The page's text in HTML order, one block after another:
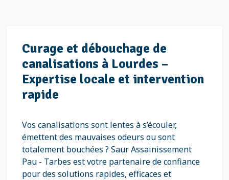
Curage et débouchage de
canalisations à Lourdes –
Expertise locale et intervention
rapide
Vos canalisations sont lentes à s’écouler,
émettent des mauvaises odeurs ou sont
totalement bouchées ? Saur Assainissement
Pau - Tarbes est votre partenaire de confiance
pour des solutions rapides, efficaces et